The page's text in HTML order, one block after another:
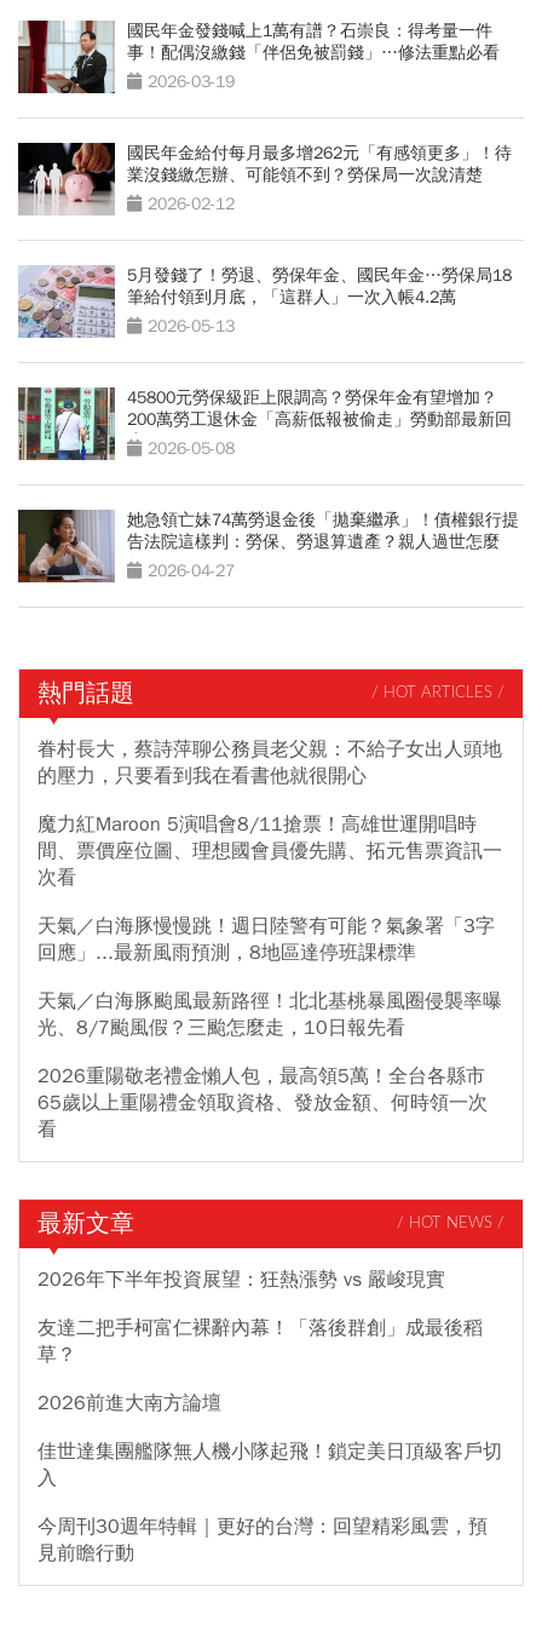
國民年金發錢喊上1萬有譜？石崇良：得考量一件
事！配偶沒繳錢「伴侶免被罰錢」…修法重點必看
2026-03-19
國民年金給付每月最多增262元「有感領更多」！待
業沒錢繳怎辦、可能領不到？勞保局一次說清楚
2026-02-12
5月發錢了！勞退、勞保年金、國民年金…勞保局18
筆給付領到月底，「這群人」一次入帳4.2萬
2026-05-13
45800元勞保級距上限調高？勞保年金有望增加？
200萬勞工退休金「高薪低報被偷走」勞動部最新回
應 2026-05-08
她急領亡妹74萬勞退金後「拋棄繼承」！債權銀行提
告法院這樣判：勞保、勞退算遺產？親人過世怎麼
領？2026-04-27
熱門話題 / HOT ARTICLES /
眷村長大，蔡詩萍聊公務員老父親：不給子女出人頭地
的壓力，只要看到我在看書他就很開心
魔力紅Maroon 5演唱會8/11搶票！高雄世運開唱時
間、票價座位圖、理想國會員優先購、拓元售票資訊一
次看
天氣／白海豚慢慢跳！週日陸警有可能？氣象署「3字
回應」...最新風雨預測，8地區達停班課標準
天氣／白海豚颱風最新路徑！北北基桃暴風圈侵襲率曝
光、8/7颱風假？三颱怎麼走，10日報先看
2026重陽敬老禮金懶人包，最高領5萬！全台各縣市
65歲以上重陽禮金領取資格、發放金額、何時領一次
看
最新文章 / HOT NEWS /
2026年下半年投資展望：狂熱漲勢 vs 嚴峻現實
友達二把手柯富仁裸辭內幕！「落後群創」成最後稻
草？
2026前進大南方論壇
佳世達集團艦隊無人機小隊起飛！鎖定美日頂級客戶切
入
今周刊30週年特輯｜更好的台灣：回望精彩風雲，預
見前瞻行動